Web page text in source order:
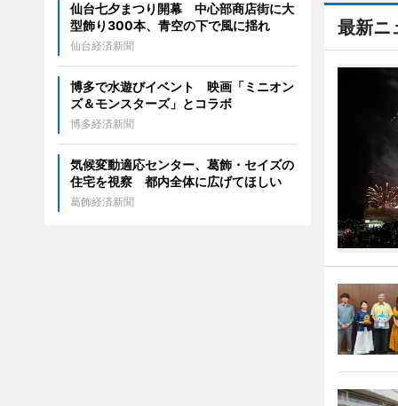
最新ニ
仙台七夕まつり開幕 中心部商店街に大
型飾り300本、青空の下で風に揺れ
仙台経済新聞
博多で水遊びイベント 映画「ミニオン
ズ＆モンスターズ」とコラボ
博多経済新聞
気候変動適応センター、葛飾・セイズの
住宅を視察 都内全体に広げてほしい
葛飾経済新聞